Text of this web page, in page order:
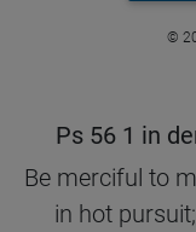
©
Ps 56 1 in
Be merciful to
in hot